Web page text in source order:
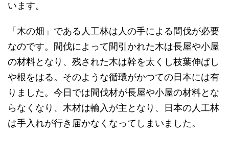
います。
「木の畑」である人工林は人の手による間伐が必要
なのです。間伐によって間引かれた木は長屋や小屋
の材料となり、残された木は幹を太くし枝葉伸ばし
や根をはる。そのような循環がかつての日本には有
りました。今日では間伐材が長屋や小屋の材料とな
らなくなり、木材は輸入が主となり、日本の人工林
は手入れが行き届かなくなってしまいました。